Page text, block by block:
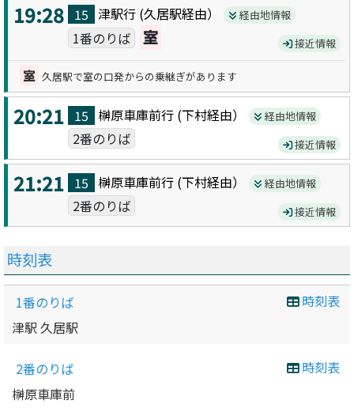
19:28 15 津駅行 (久居駅経由） 経由地情報
1番のりば 室 接近情報
室 久居駅で室の口発からの乗継ぎがあります
20:21 15 榊原車庫前行 (下村経由） 経由地情報
2番のりば 接近情報
21:21 15 榊原車庫前行 (下村経由） 経由地情報
2番のりば 接近情報
時刻表
時刻表
1番のりば
津駅 久居駅
時刻表
2番のりば
榊原車庫前